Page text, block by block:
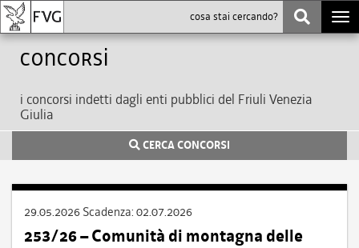
Concorsi
i concorsi indetti dagli enti pubblici del Friuli Venezia
Giulia
CERCA CONCORSI
29.05.2026 Scadenza: 02.07.2026
253/26 – Comunità di montagna delle